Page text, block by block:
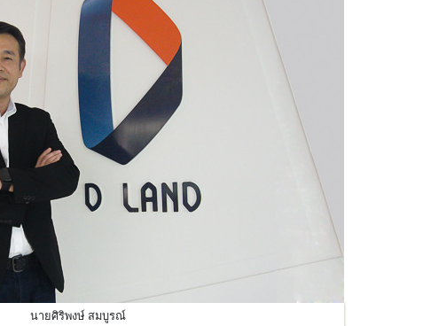
นายศิริพงษ์ สมบูรณ์